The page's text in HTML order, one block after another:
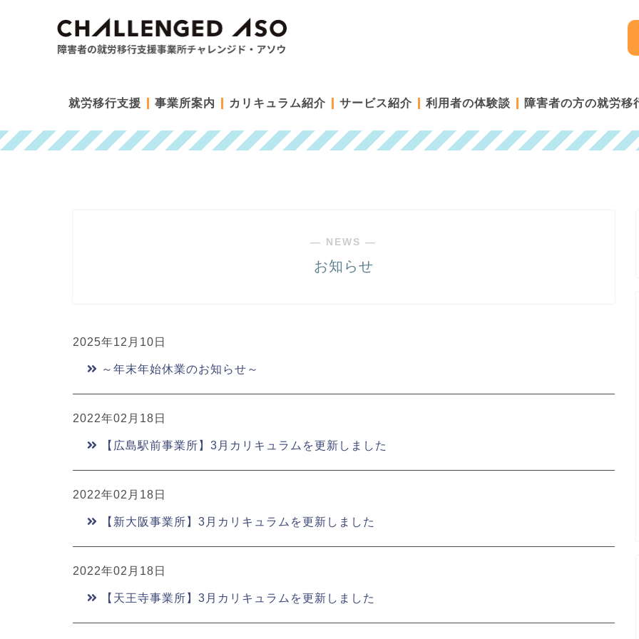
就労移行支援 事業所案内 カリキュラム紹介 サービス紹介 利用者の体験談 障害者の方の就労移
― NEWS ―
お知らせ
2025年12月10日
～年末年始休業のお知らせ～
2022年02月18日
【広島駅前事業所】3月カリキュラムを更新しました
2022年02月18日
【新大阪事業所】3月カリキュラムを更新しました
2022年02月18日
【天王寺事業所】3月カリキュラムを更新しました